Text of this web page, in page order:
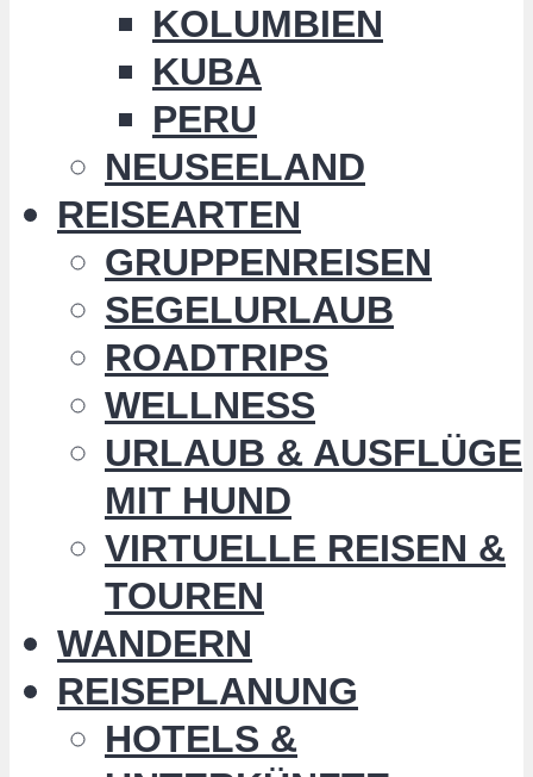
KOLUMBIEN
KUBA
PERU
NEUSEELAND
REISEARTEN
GRUPPENREISEN
SEGELURLAUB
ROADTRIPS
WELLNESS
URLAUB & AUSFLÜGE
MIT HUND
VIRTUELLE REISEN &
TOUREN
WANDERN
REISEPLANUNG
HOTELS &